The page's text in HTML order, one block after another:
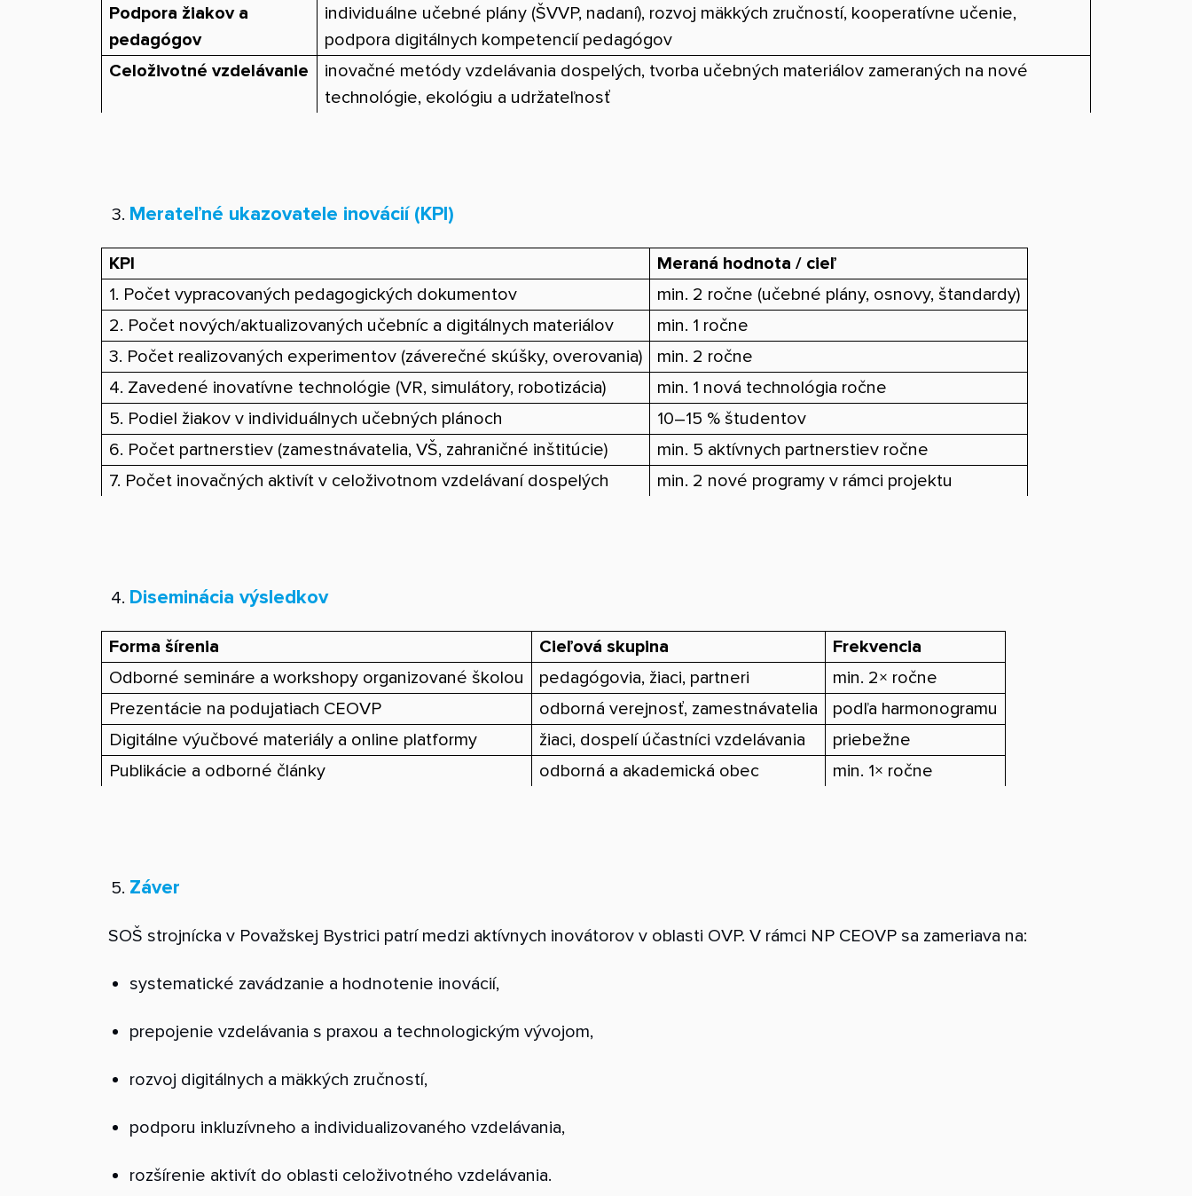
Podpora žiakov a
pedagógov
individuálne učebné plány (ŠVVP, nadaní), rozvoj mäkkých zručností, kooperatívne učenie,
podpora digitálnych kompetencií pedagógov
Celoživotné vzdelávanie
inovačné metódy vzdelávania dospelých, tvorba učebných materiálov zameraných na nové
technológie, ekológiu a udržateľnosť
Merateľné ukazovatele inovácií (KPI)
KPI
Meraná hodnota / cieľ
1. Počet vypracovaných pedagogických dokumentov
min. 2 ročne (učebné plány, osnovy, štandardy)
2. Počet nových/aktualizovaných učebníc a digitálnych materiálov
min. 1 ročne
3. Počet realizovaných experimentov (záverečné skúšky, overovania)
min. 2 ročne
4. Zavedené inovatívne technológie (VR, simulátory, robotizácia)
min. 1 nová technológia ročne
5. Podiel žiakov v individuálnych učebných plánoch
10–15 % študentov
6. Počet partnerstiev (zamestnávatelia, VŠ, zahraničné inštitúcie)
min. 5 aktívnych partnerstiev ročne
7. Počet inovačných aktivít v celoživotnom vzdelávaní dospelých
min. 2 nové programy v rámci projektu
Diseminácia výsledkov
Forma šírenia Cieľová skupina
Frekvencia
Odborné semináre a workshopy organizované školou
pedagógovia, žiaci, partneri
min. 2× ročne
Prezentácie na podujatiach CEOVP
odborná verejnosť, zamestnávatelia
podľa harmonogramu
Digitálne výučbové materiály a online platformy
žiaci, dospelí účastníci vzdelávania
priebežne
Publikácie a odborné články
odborná a akademická obec min. 1× ročne
Záver
SOŠ strojnícka v Považskej Bystrici patrí medzi aktívnych inovátorov v oblasti OVP. V rámci NP CEOVP sa zameriava na:
systematické zavádzanie a hodnotenie inovácií,
prepojenie vzdelávania s praxou a technologickým vývojom,
rozvoj digitálnych a mäkkých zručností,
podporu inkluzívneho a individualizovaného vzdelávania,
rozšírenie aktivít do oblasti celoživotného vzdelávania.